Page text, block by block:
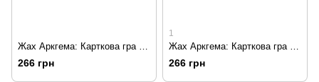
266 грн
1
266 грн